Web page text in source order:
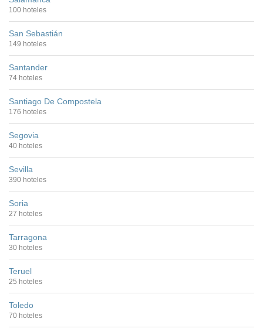
100 hoteles
San Sebastián
149 hoteles
Santander
74 hoteles
Santiago De Compostela
176 hoteles
Segovia
40 hoteles
Sevilla
390 hoteles
Soria
27 hoteles
Tarragona
30 hoteles
Teruel
25 hoteles
Toledo
70 hoteles